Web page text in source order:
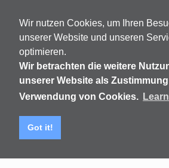
Wir nutzen Cookies, um Ihren
unserer Website und unseren
optimieren.
Wir betrachten die weitere
unserer Website als
Verwendung von Cookies.
Got it!
Sprachen
(C) audiomap.de
Powered by Invision